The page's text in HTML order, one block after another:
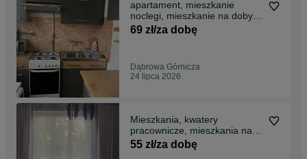
apartament, mieszkanie
noclegi, mieszkanie na doby,
dla firm Dabrowa Gornicza ul.
1-go Maja 2 Pokoje
69 zł/za dobę
Dąbrowa Górnicza
24 lipca 2026
Mieszkania, kwatery
pracownicze, mieszkania na
doby, apartament ,noclegi dla
pracowników Dąbrowa
55 zł/za dobę